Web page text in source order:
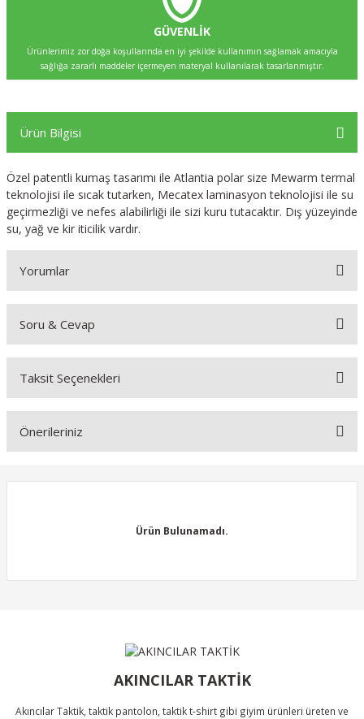
GÜVENLİK
Ürünlerimiz zor doğa koşullarında en iyi şekilde kullanımın sağlamak amacıyla
sağlığa zararlı maddeler içermeyen materyal kullanılarak tasarlanmıştır.
Ürün Bilgisi
Özel patentli kumaş tasarımı ile Atlantia polar size Mewarm termal
teknolojisi ile sıcak tutarken, Mecatex laminasyon teknolojisi ile su
geçirmezliği ve nefes alabilirliği ile sizi kuru tutacaktır. Dış yüzeyinde
su, yağ ve kir iticilik vardır.
Yorumlar
Bu ürüne ilk yorumu siz yapın!
Soru & Cevap
Ürün hakkında henüz soru sorulmamış.
Taksit Seçenekleri
Önerileriniz
Görüş ve önerileriniz için teşekkür ederiz.
Ürün fiyatı diğer sitelerden daha pahalı.
Bu ürüne benzer farklı alternatifler olmalı.
Ürün Bulunamadı.
Ürün Bulunamadı.
AKINCILAR TAKTİK
Akıncılar Taktik, taktik pantolon, taktik t-shirt gibi giyim ürünleri üreten ve